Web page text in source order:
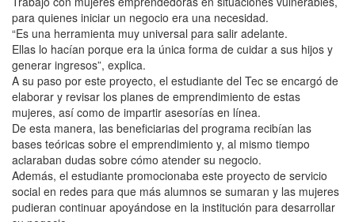
para quienes iniciar un negocio era una necesidad.
“Es una herramienta muy universal para salir adelante.
Ellas lo hacían porque era la única forma de cuidar a sus hijos y
generar ingresos”, explica.
A su paso por este proyecto, el estudiante del Tec se encargó de
elaborar y revisar los planes de emprendimiento de estas
mujeres, así como de impartir asesorías en línea.
De esta manera, las beneficiarias del programa recibían las
bases teóricas sobre el emprendimiento y, al mismo tiempo
aclaraban dudas sobre cómo atender su negocio.
Además, el estudiante promocionaba este proyecto de servicio
social en redes para que más alumnos se sumaran y las mujeres
pudieran continuar apoyándose en la institución para desarrollar